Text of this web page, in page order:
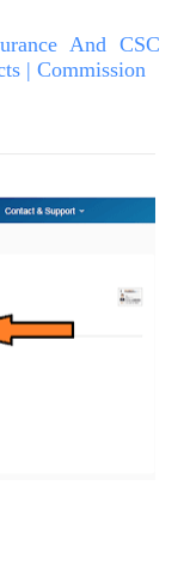
And CSC
| Commission